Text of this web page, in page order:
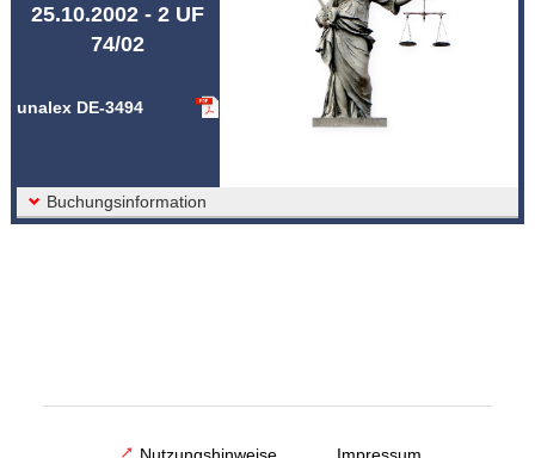
25.10.2002 - 2 UF
74/02
unalex DE-3494
Buchungsinformation
Nutzungshinweise Impressum